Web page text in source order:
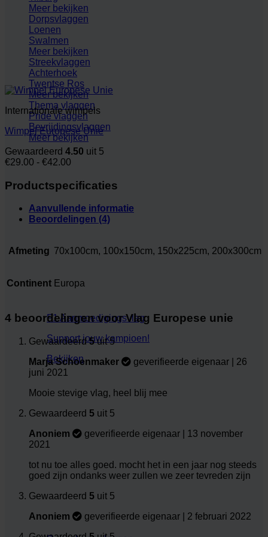
Meer bekijken
Dorpsvlaggen
Loenen
Swalmen
Meer bekijken
Streekvlaggen
Achterhoek
Twentse Ros
Meer bekijken
Thema vlaggen
Pride vlaggen
Bevrijdingsvlaggen
Meer bekijken
F1 Aanmoedigingsvlag
Support jouw kampioen!
Bekijken
Internationale wimpels
Wimpel Europese Unie
Gewaardeerd 4.50 uit 5
€29.00 - €42.00
tot
Productspecificaties
Aanvullende informatie
Beoordelingen (4)
Afmeting 70x100cm, 100x150cm, 150x225cm, 200x300cm
Continent Europa
4 beoordelingen voorVlag Europese unie
Gewaardeerd5uit 5
Marja Schoenmaker
geverifieerde eigenaar
26
juni 2021
Mooie stevige vlag, heel blij mee
Gewaardeerd 5 uit 5
Anoniem
geverifieerde eigenaar
13 november
2021
tot nu toe alles goed. mocht het in een jaar nog steeds
goed zijn ondanks weer zullen we zeer tevreden zijn
Gewaardeerd 5 uit 5
Anoniem
geverifieerde eigenaar
2 februari 2022